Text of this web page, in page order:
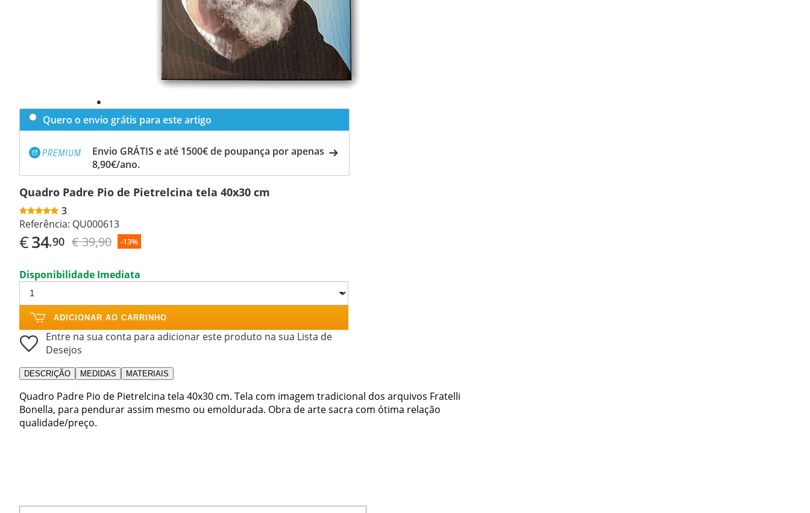
Quero o envio grátis para este artigo
Envio GRÁTIS e até 1500€ de poupança por apenas
8,90€/ano.
Quadro Padre Pio de Pietrelcina tela 40x30 cm
3
Referência: QU000613
€34,90 € 39,90 -13%
Disponibilidade Imediata
ADICIONAR AO CARRINHO
Entre na sua conta para adicionar este produto na sua Lista de
Desejos
DESCRIÇÃO MEDIDAS MATERIAIS
Quadro Padre Pio de Pietrelcina tela 40x30 cm. Tela com imagem tradicional dos arquivos Fratelli
Bonella, para pendurar assim mesmo ou emoldurada. Obra de arte sacra com ótima relação
qualidade/preço.